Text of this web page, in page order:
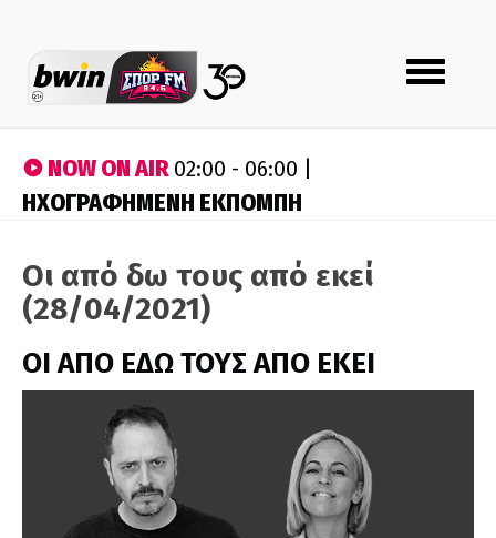
Toggle
navigation
NOW ON AIR02:00 - 06:00 |
ΗΧΟΓΡΑΦΗΜΕΝΗ ΕΚΠΟΜΠΗ
Οι από δω τους από εκεί
(28/04/2021)
ΟΙ ΑΠΟ ΕΔΩ ΤΟΥΣ ΑΠΟ ΕΚΕΙ